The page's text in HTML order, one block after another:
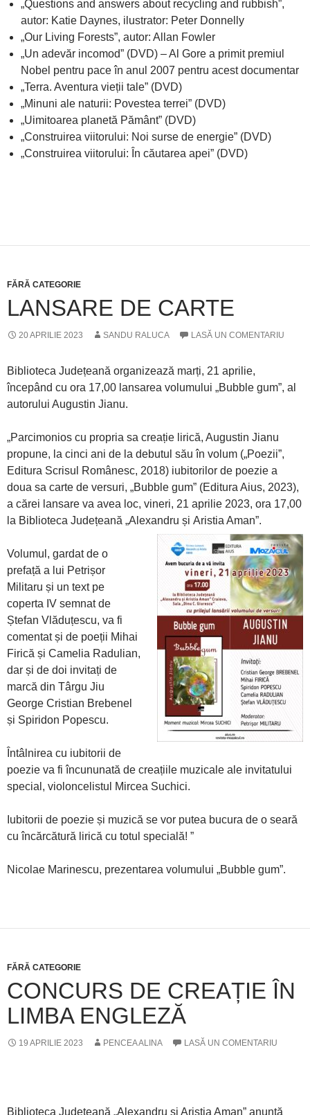
„Questions and answers about recycling and rubbish”,
autor: Katie Daynes, ilustrator: Peter Donnelly
„Our Living Forests”, autor: Allan Fowler
„Un adevăr incomod” (DVD) – Al Gore a primit premiul
Nobel pentru pace în anul 2007 pentru acest documentar
„Terra. Aventura vieții tale” (DVD)
„Minuni ale naturii: Povestea terrei” (DVD)
„Uimitoarea planetă Pământ” (DVD)
„Construirea viitorului: Noi surse de energie” (DVD)
„Construirea viitorului: În căutarea apei” (DVD)
FĂRĂ CATEGORIE
LANSARE DE CARTE
20 APRILIE 2023 SANDU RALUCA LASĂ UN COMENTARIU
Biblioteca Județeană organizează marți, 21 aprilie,
începând cu ora 17,00 lansarea volumului „Bubble gum”, al
autorului Augustin Jianu.
„Parcimonios cu propria sa creație lirică, Augustin Jianu
propune, la cinci ani de la debutul său în volum („Poezii”,
Editura Scrisul Românesc, 2018) iubitorilor de poezie a
doua sa carte de versuri, „Bubble gum” (Editura Aius, 2023),
a cărei lansare va avea loc, vineri, 21 aprilie 2023, ora 17,00
la Biblioteca Județeană „Alexandru și Aristia Aman”.
Volumul, gardat de o
prefață a lui Petrișor
Militaru și un text pe
coperta IV semnat de
Ștefan Vlăduțescu, va fi
comentat și de poeții Mihai
Firică și Camelia Radulian,
dar și de doi invitați de
marcă din Târgu Jiu
George Cristian Brebenel
și Spiridon Popescu.
Întâlnirea cu iubitorii de
poezie va fi încununată de creațiile muzicale ale invitatului
special, violoncelistul Mircea Suchici.
Iubitorii de poezie și muzică se vor putea bucura de o seară
cu încărcătură lirică cu totul specială! ”
Nicolae Marinescu, prezentarea volumului „Bubble gum”.
FĂRĂ CATEGORIE
CONCURS DE CREAȚIE ÎN
LIMBA ENGLEZĂ
19 APRILIE 2023 PENCEA ALINA LASĂ UN COMENTARIU
Biblioteca Județeană „Alexandru și Aristia Aman” anunță